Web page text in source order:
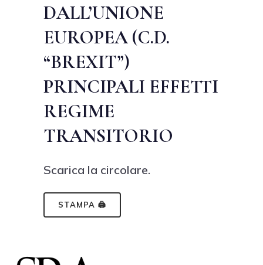
DALL’UNIONE
EUROPEA (C.D.
“BREXIT”)
PRINCIPALI EFFETTI
REGIME
TRANSITORIO
Scarica la circolare.
STAMPA 🖨